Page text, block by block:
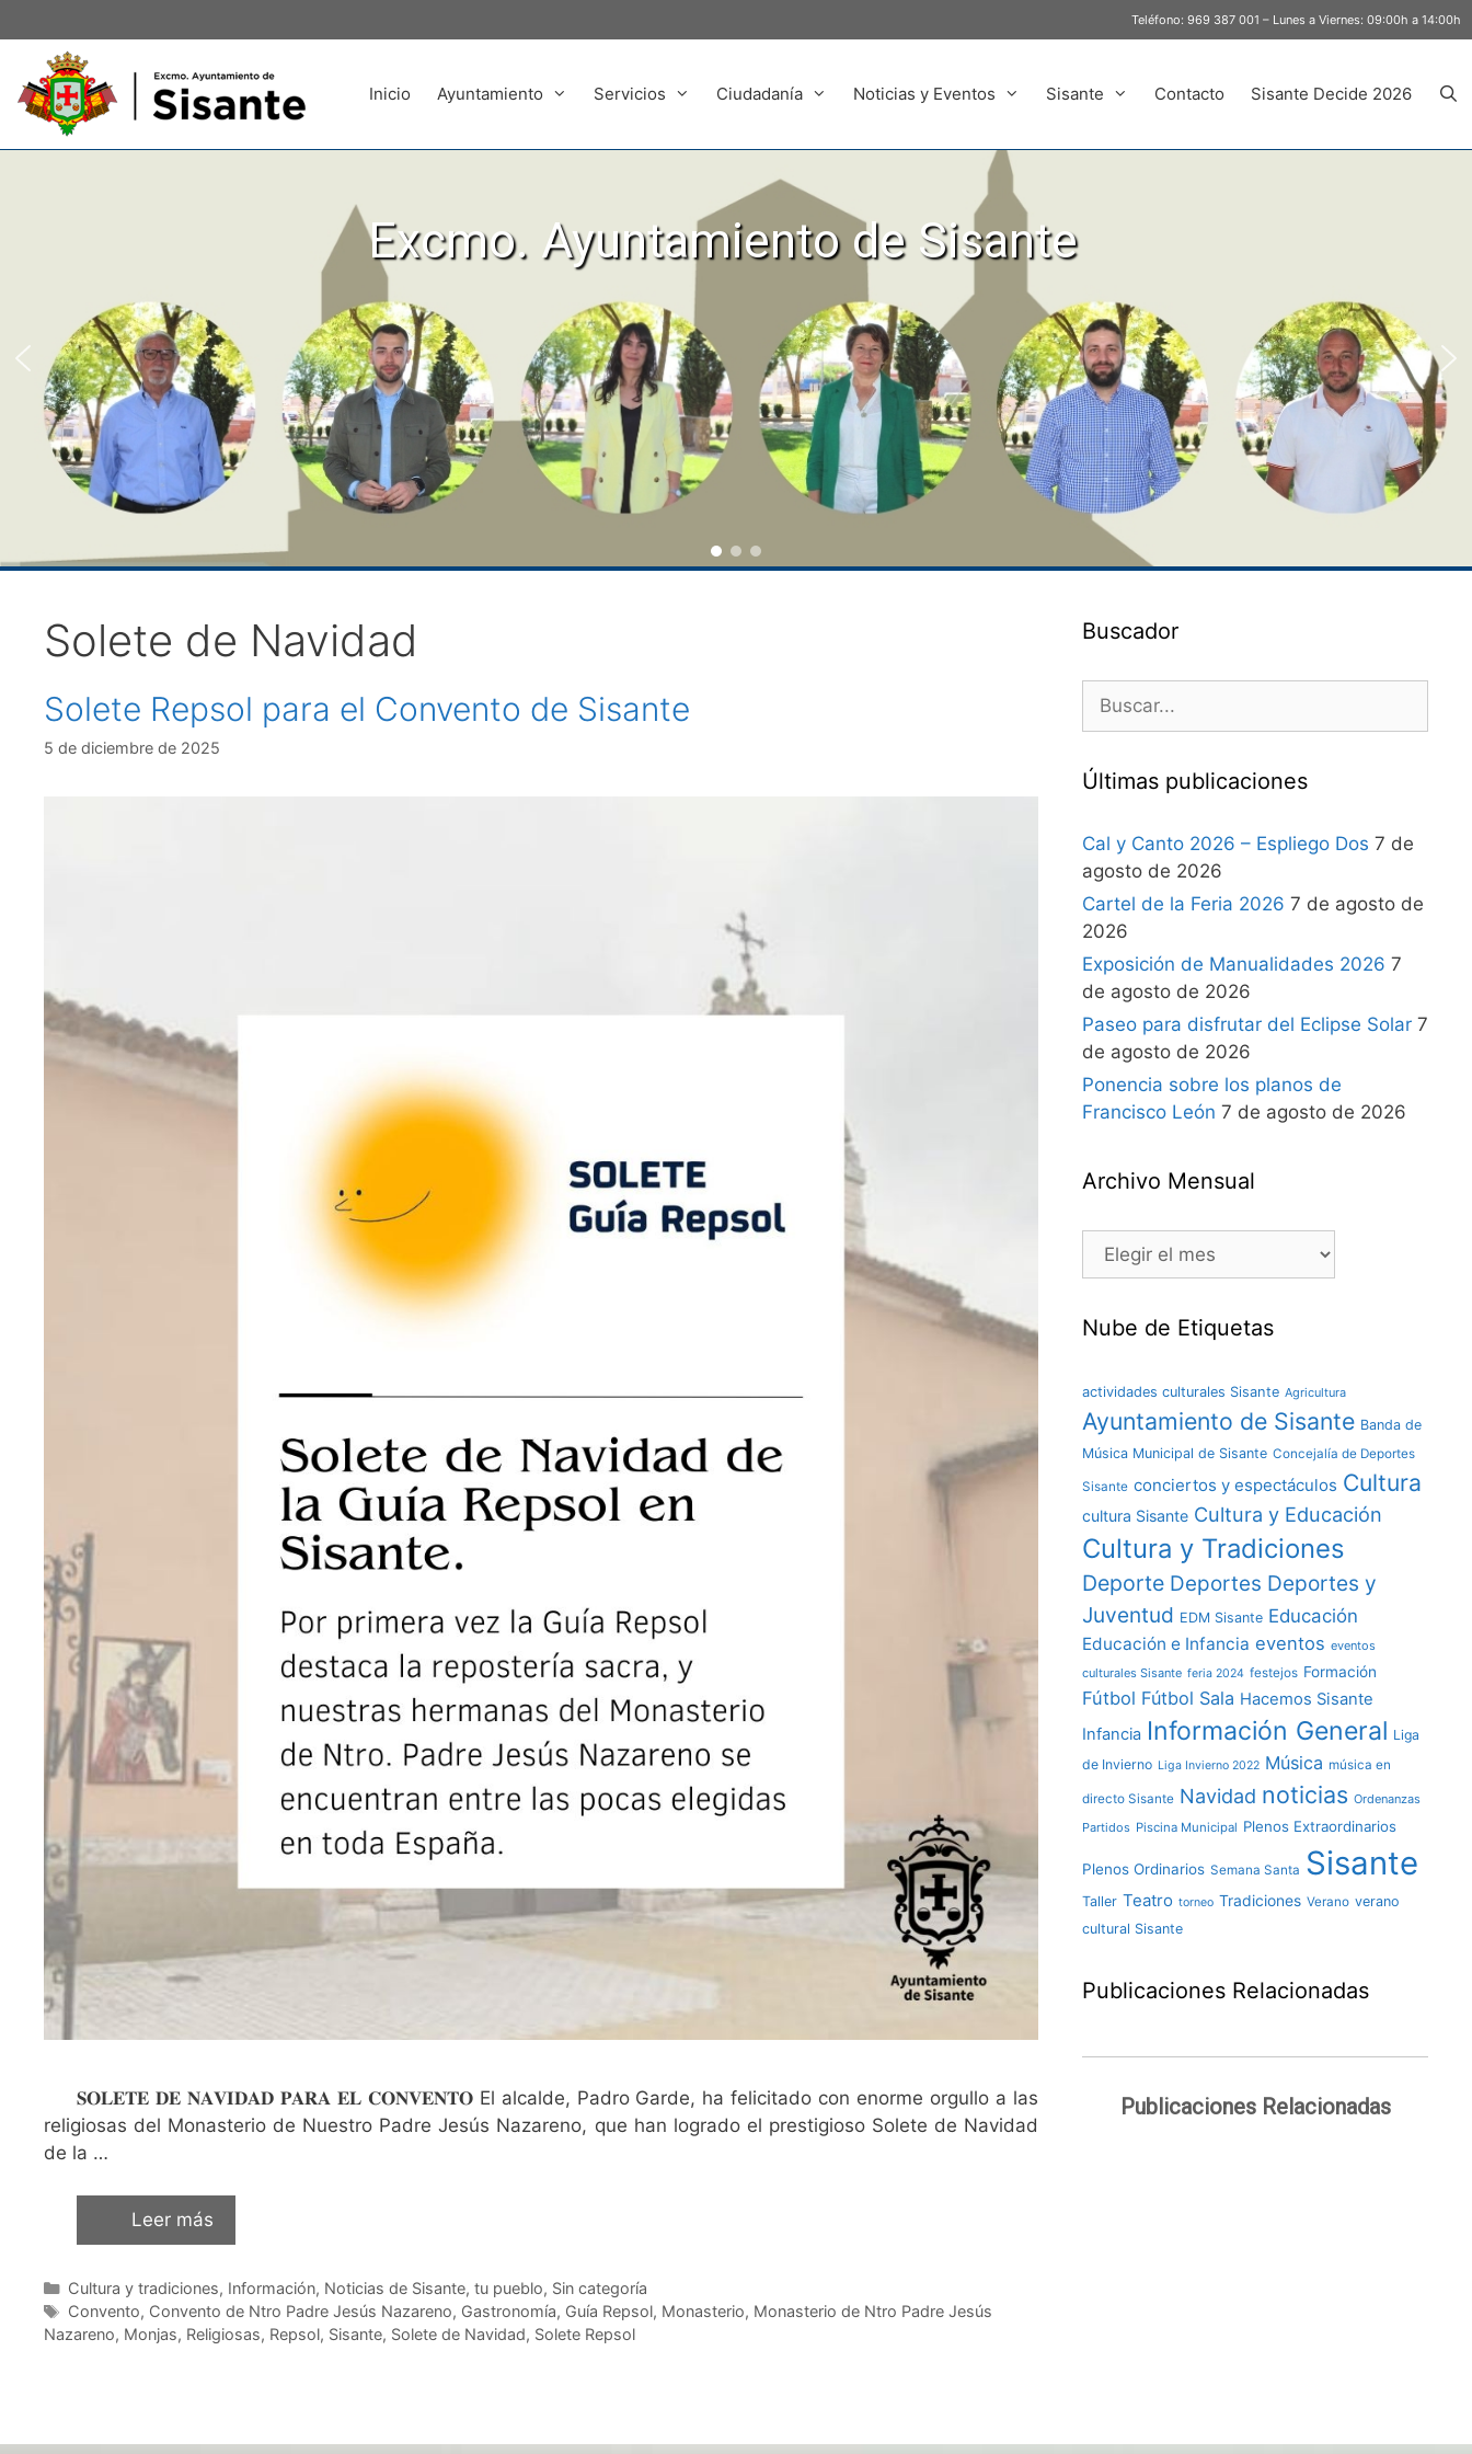
Teléfono: 969 387 001 – Lunes a Viernes: 09:00h a 14:00h
Inicio Ayuntamiento Servicios Ciudadanía Noticias y Eventos Sisante Contacto Sisante Decide 2026
Excmo. Ayuntamiento de Sisante
Solete de Navidad
Solete Repsol para el Convento de Sisante
5 de diciembre de 2025
𝐒𝐎𝐋𝐄𝐓𝐄 𝐃𝐄 𝐍𝐀𝐕𝐈𝐃𝐀𝐃 𝐏𝐀𝐑𝐀 𝐄𝐋 𝐂𝐎𝐍𝐕𝐄𝐍𝐓𝐎 El alcalde, Padro Garde, ha felicitado con enorme orgullo a las
religiosas del Monasterio de Nuestro Padre Jesús Nazareno, que han logrado el prestigioso Solete de Navidad
de la …
Leer más
Cultura y tradiciones, Información, Noticias de Sisante, tu pueblo, Sin categoría
Convento, Convento de Ntro Padre Jesús Nazareno, Gastronomía, Guía Repsol, Monasterio, Monasterio de Ntro Padre Jesús
Nazareno, Monjas, Religiosas, Repsol, Sisante, Solete de Navidad, Solete Repsol
Buscador
Últimas publicaciones
Cal y Canto 2026 – Espliego Dos 7 de
agosto de 2026
Cartel de la Feria 2026 7 de agosto de
2026
Exposición de Manualidades 2026 7
de agosto de 2026
Paseo para disfrutar del Eclipse Solar 7
de agosto de 2026
Ponencia sobre los planos de
Francisco León 7 de agosto de 2026
Archivo Mensual
Nube de Etiquetas
actividades culturales Sisante Agricultura
Ayuntamiento de Sisante Banda de
Música Municipal de Sisante Concejalía de Deportes
Sisante conciertos y espectáculos Cultura
cultura Sisante Cultura y Educación
Cultura y Tradiciones
Deporte Deportes Deportes y
Juventud EDM Sisante Educación
Educación e Infancia eventos eventos
culturales Sisante feria 2024 festejos Formación
Fútbol Fútbol Sala Hacemos Sisante
Infancia Información General Liga
de Invierno Liga Invierno 2022 Música música en
directo Sisante Navidad noticias Ordenanzas
Partidos Piscina Municipal Plenos Extraordinarios
Plenos Ordinarios Semana Santa Sisante
Taller Teatro torneo Tradiciones Verano verano
cultural Sisante
Publicaciones Relacionadas
Publicaciones Relacionadas